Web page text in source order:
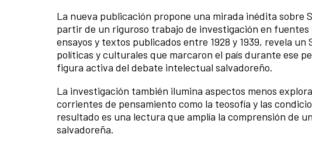
La nueva publicación propone una mirada inédita
partir de un riguroso trabajo de investigación en
ensayos y textos publicados entre 1928 y 1939, revela
políticas y culturales que marcaron el país durante ese
figura activa del debate intelectual salvadoreño.
La investigación también ilumina aspectos menos
corrientes de pensamiento como la teosofía y las
resultado es una lectura que amplía la comprensión de
salvadoreña.